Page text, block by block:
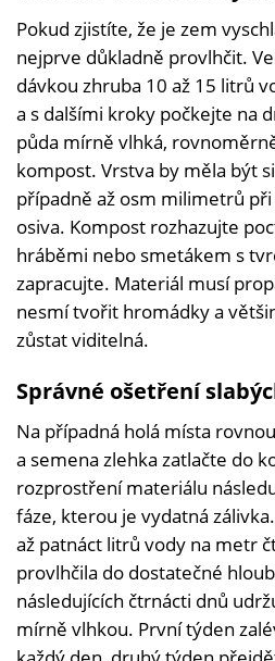
Pokud zjistíte, že je zem
nejprve důkladně provlhčit.
dávkou zhruba 10 až 15 litrů
a s dalšími kroky počkejte na
půda mírně vlhká,
kompost. Vrstva by měla být
případně až osm milimetrů
osiva. Kompost rozhazujte
hráběmi nebo smetákem s
zapracujte. Materiál musí
nesmí tvořit hromádky a
zůstat viditelná.
Správné ošetření
Na případná holá místa
a semena zlehka zatlačte do
rozprostření materiálu
fáze, kterou je vydatná
až patnáct litrů vody na metr
provlhčila do dostatečné
následujících čtrnácti dnů
mírně vlhkou. První týden